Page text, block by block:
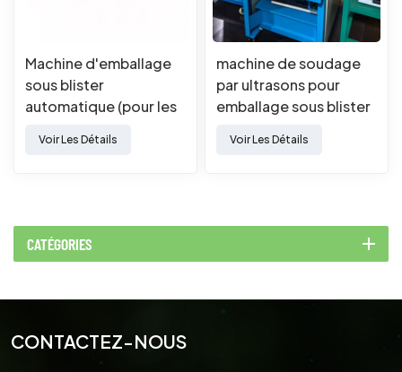
Machine d'emballage
sous blister
automatique (pour les
Voir Les Détails
machine de soudage
par ultrasons pour
emballage sous blister
Voir Les Détails
CATÉGORIES
CONTACTEZ-NOUS